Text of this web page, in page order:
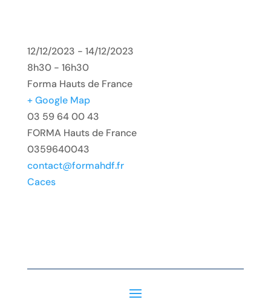
12/12/2023 - 14/12/2023
8h30 - 16h30
Forma Hauts de France
+ Google Map
03 59 64 00 43
FORMA Hauts de France
0359640043
contact@formahdf.fr
Caces